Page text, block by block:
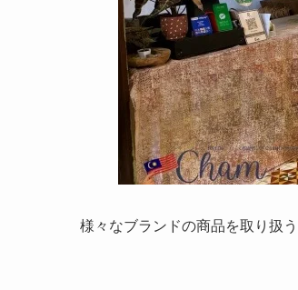
様々なブランドの商品を取り扱う